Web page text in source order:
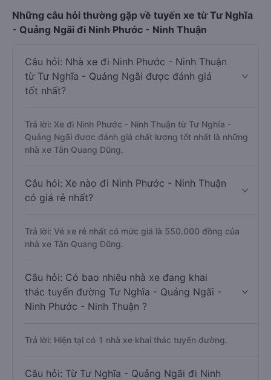
Những câu hỏi thường gặp về tuyến xe từ Tư Nghĩa
- Quảng Ngãi đi Ninh Phước - Ninh Thuận
Câu hỏi: Nhà xe đi Ninh Phước - Ninh Thuận
từ Tư Nghĩa - Quảng Ngãi được đánh giá
tốt nhất?
Trả lời: Xe đi Ninh Phước - Ninh Thuận từ Tư Nghĩa -
Quảng Ngãi được đánh giá chất lượng tốt nhất là những
nhà xe Tân Quang Dũng.
Câu hỏi: Xe nào đi Ninh Phước - Ninh Thuận
có giá rẻ nhất?
Trả lời: Vé xe rẻ nhất có mức giá là 550.000 đồng của
nhà xe Tân Quang Dũng.
Câu hỏi: Có bao nhiêu nhà xe đang khai
thác tuyến đường Tư Nghĩa - Quảng Ngãi -
Ninh Phước - Ninh Thuận ?
Trả lời: Hiện tại có 1 nhà xe khai thác tuyến đường.
Câu hỏi: Từ Tư Nghĩa - Quảng Ngãi đi Ninh